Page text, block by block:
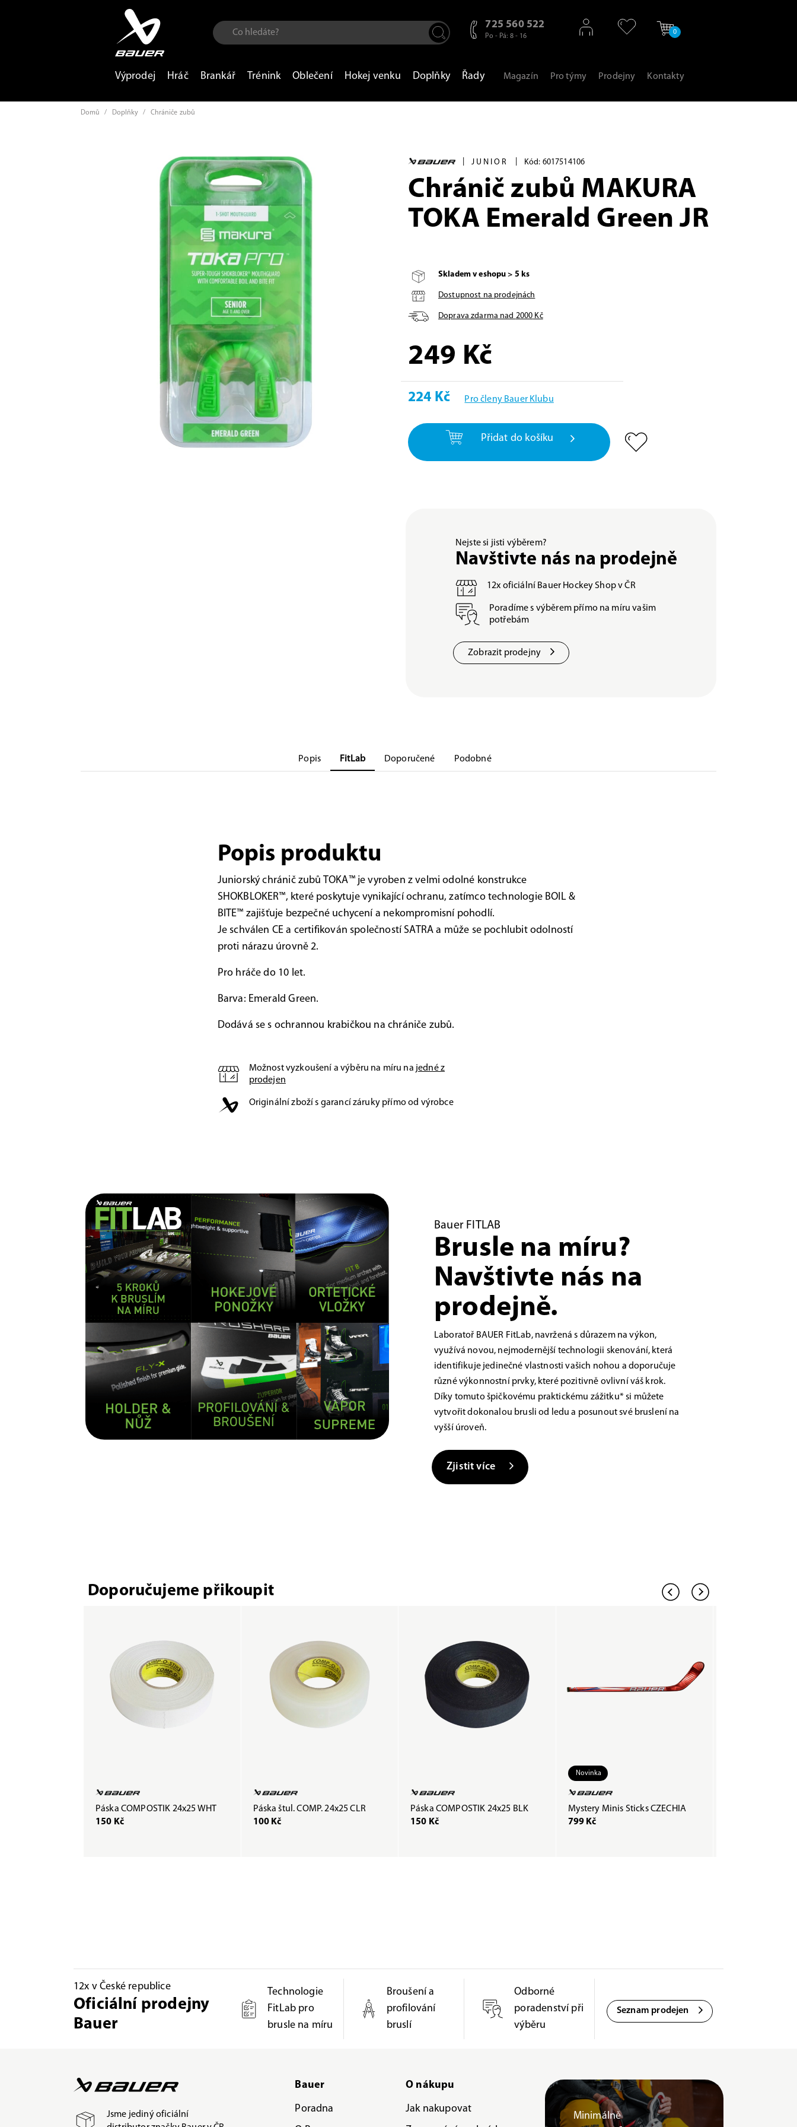
725 560 522
Po - Pá: 8 - 16
0
Výprodej Hráč Brankář Trénink Oblečení Hokej venku Doplňky Řady Magazín Pro týmy Prodejny Kontakty
Domů / Doplňky / Chrániče zubů
JUNIOR Kód: 6017514106
Chránič zubů MAKURA
TOKA Emerald Green JR
Skladem v eshopu > 5 ks
Dostupnost na prodejnách
Doprava zdarma nad 2000 Kč
249 Kč
224 Kč Pro členy Bauer Klubu
Přidat do košíku
Nejste si jisti výběrem?
Navštivte nás na prodejně
12x oficiální Bauer Hockey Shop v ČR
Poradíme s výběrem přímo na míru vašim
potřebám
Zobrazit prodejny
Popis FitLab Doporučené Podobné
Popis produktu
Juniorský chránič zubů TOKA™ je vyroben z velmi odolné konstrukce
SHOKBLOKER™, které poskytuje vynikající ochranu, zatímco technologie BOIL &
BITE™ zajišťuje bezpečné uchycení a nekompromisní pohodlí.
Je schválen CE a certifikován společností SATRA a může se pochlubit odolností
proti nárazu úrovně 2.
Pro hráče do 10 let.
Barva: Emerald Green.
Dodává se s ochrannou krabičkou na chrániče zubů.
Možnost vyzkoušení a výběru na míru na jedné z
prodejen
Originální zboží s garancí záruky přímo od výrobce
Bauer FITLAB
Brusle na míru?
Navštivte nás na
prodejně.
Laboratoř BAUER FitLab, navržená s důrazem na výkon,
využívá novou, nejmodernější technologii skenování, která
identifikuje jedinečné vlastnosti vašich nohou a doporučuje
různé výkonnostní prvky, které pozitivně ovlivní váš krok.
Díky tomuto špičkovému praktickému zážitku* si můžete
vytvořit dokonalou brusli od ledu a posunout své bruslení na
vyšší úroveň.
Zjistit více
Doporučujeme přikoupit
Páska COMPOSTIK 24x25 WHT
150 Kč
Páska štul. COMP. 24x25 CLR
100 Kč
Páska COMPOSTIK 24x25 BLK
150 Kč
Novinka
Mystery Minis Sticks CZECHIA
799 Kč
12x v České republice
Oficiální prodejny
Bauer
Technologie
FitLab pro
brusle na míru
Broušení a
profilování
bruslí
Odborné
poradenství při
výběru
Seznam prodejen
Jsme jediný oficiální
Bauer
Poradna
O nákupu
Jak nakupovat
Minimálně